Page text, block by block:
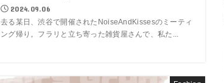
2024.09.06
去る某日、渋谷で開催されたNoiseAndKissesのミーティ
ング帰り。フラリと立ち寄った雑貨屋さんで、私た...